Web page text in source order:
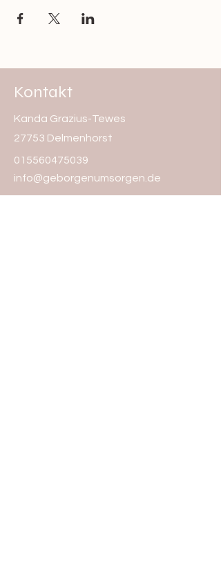
Kontakt
Kanda Grazius-Tewes
27753 Delmenhorst
015560475039
info@geborgenumsorgen.de